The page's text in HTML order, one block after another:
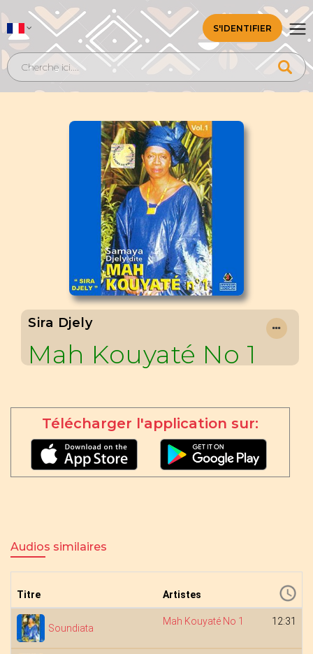
S'IDENTIFIER
Sira Djely
Mah Kouyaté No 1
Télécharger l'application sur:
Audios similaires
Titre Artistes
Soundiata
Mah Kouyaté No 1 12:31